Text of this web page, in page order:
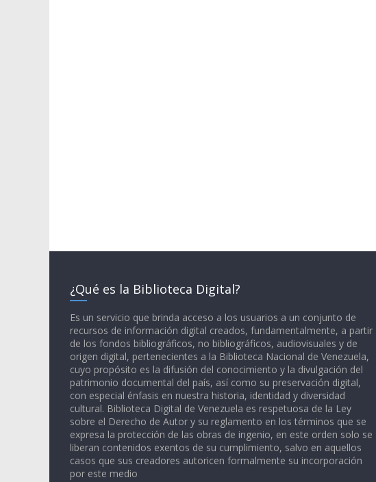
¿Qué es la Biblioteca Digital?
Es un servicio que brinda acceso a los usuarios a un conjunto de
recursos de información digital creados, fundamentalmente, a partir
de los fondos bibliográficos, no bibliográficos, audiovisuales y de
origen digital, pertenecientes a la Biblioteca Nacional de Venezuela,
cuyo propósito es la difusión del conocimiento y la divulgación del
patrimonio documental del país, así como su preservación digital,
con especial énfasis en nuestra historia, identidad y diversidad
cultural. Biblioteca Digital de Venezuela es respetuosa de la Ley
sobre el Derecho de Autor y su reglamento en los términos que se
expresa la protección de las obras de ingenio, en este orden solo se
liberan contenidos exentos de su cumplimiento, salvo en aquellos
casos que sus creadores autoricen formalmente su incorporación
por este medio